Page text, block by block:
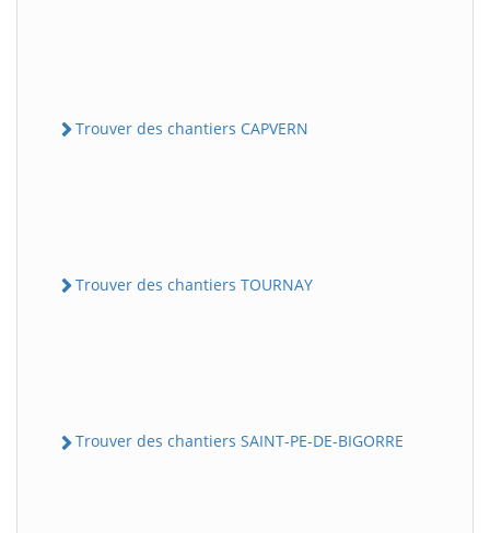
Trouver des chantiers CAPVERN
Trouver des chantiers TOURNAY
Trouver des chantiers SAINT-PE-DE-BIGORRE